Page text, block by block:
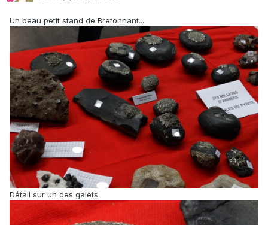
Un beau petit stand de Bretonnant...
Détail sur un des galets